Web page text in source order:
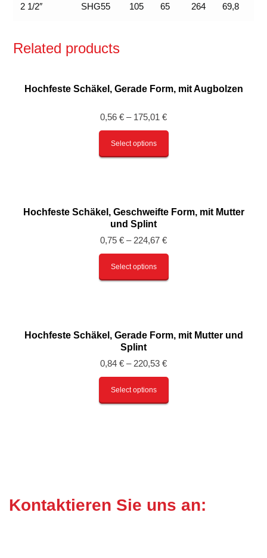
2 1/2″ SHG55 105 65 264 69,8
Related products
Hochfeste Schäkel, Gerade Form, mit Augbolzen
0,56 € – 175,01 €
Select options
Hochfeste Schäkel, Geschweifte Form, mit Mutter
und Splint
0,75 € – 224,67 €
Select options
Hochfeste Schäkel, Gerade Form, mit Mutter und
Splint
0,84 € – 220,53 €
Select options
Kontaktieren Sie uns an: